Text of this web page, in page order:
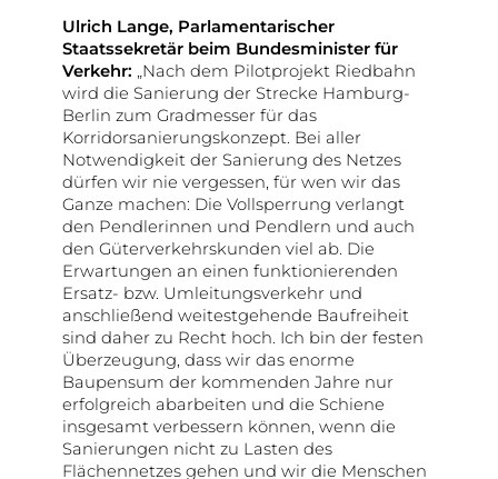
Ulrich Lange, Parlamentarischer
Staatssekretär beim Bundesminister für
Verkehr: „Nach dem Pilotprojekt Riedbahn
wird die Sanierung der Strecke Hamburg-
Berlin zum Gradmesser für das
Korridorsanierungskonzept. Bei aller
Notwendigkeit der Sanierung des Netzes
dürfen wir nie vergessen, für wen wir das
Ganze machen: Die Vollsperrung verlangt
den Pendlerinnen und Pendlern und auch
den Güterverkehrskunden viel ab. Die
Erwartungen an einen funktionierenden
Ersatz- bzw. Umleitungsverkehr und
anschließend weitestgehende Baufreiheit
sind daher zu Recht hoch. Ich bin der festen
Überzeugung, dass wir das enorme
Baupensum der kommenden Jahre nur
erfolgreich abarbeiten und die Schiene
insgesamt verbessern können, wenn die
Sanierungen nicht zu Lasten des
Flächennetzes gehen und wir die Menschen